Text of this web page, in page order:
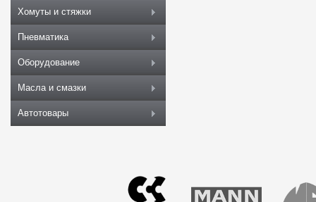
Хомуты и стяжки
Пневматика
Оборудование
Масла и смазки
Автотовары